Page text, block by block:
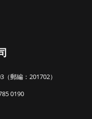
郵編：201702）
0190